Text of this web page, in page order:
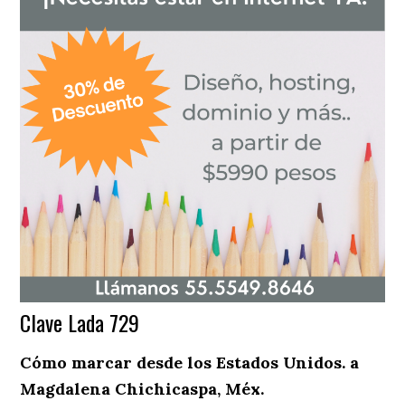
Clave Lada 729
Cómo marcar desde los Estados Unidos. a
Magdalena Chichicaspa, Méx.